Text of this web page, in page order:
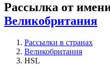
Рассылка от
Великобритания
Рассылки в странах
Великобритания
HSL